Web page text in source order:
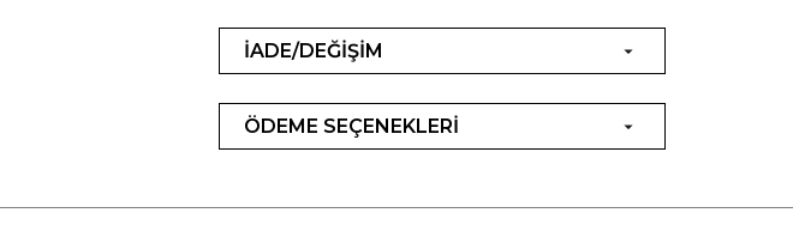
İADE/DEĞİŞİM
ÖDEME SEÇENEKLERİ